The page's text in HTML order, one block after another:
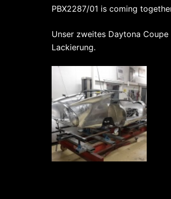
PBX2287/01 is coming
Unser zweites Daytona
Lackierung.